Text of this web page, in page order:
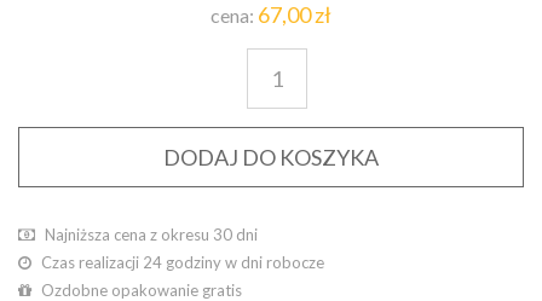
cena: 67,00 zł
DODAJ DO KOSZYKA
Najniższa cena z okresu 30 dni
Czas realizacji 24 godziny w dni robocze
Ozdobne opakowanie gratis